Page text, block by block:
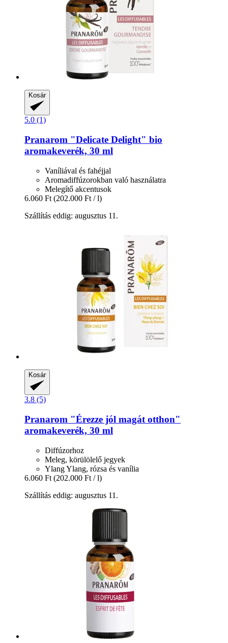
Kosár
5.0 (1)
Pranarom "Delicate Delight" bio
aromakeverék, 30 ml
Vaníliával és fahéjjal
Aromadiffúzorokban való használatra
Melegítő akcentusok
6.060 Ft (202.000 Ft / l)
Szállítás eddig: augusztus 11.
Kosár
3.8 (5)
Pranarom "Érezze jól magát otthon"
aromakeverék, 30 ml
Diffúzorhoz
Meleg, körülölelő jegyek
Ylang Ylang, rózsa és vanília
6.060 Ft (202.000 Ft / l)
Szállítás eddig: augusztus 11.